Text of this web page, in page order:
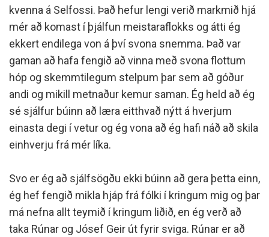
kvenna á Selfossi. Það hefur lengi verið markmið hjá
mér að komast í þjálfun meistaraflokks og átti ég
ekkert endilega von á því svona snemma. Það var
gaman að hafa fengið að vinna með svona flottum
hóp og skemmtilegum stelpum þar sem að góður
andi og mikill metnaður kemur saman. Ég held að ég
sé sjálfur búinn að læra eitthvað nýtt á hverjum
einasta degi í vetur og ég vona að ég hafi náð að skila
einhverju frá mér líka.
Svo er ég að sjálfsögðu ekki búinn að gera þetta einn,
ég hef fengið mikla hjáp frá fólki í kringum mig og þar
má nefna allt teymið í kringum liðið, en ég verð að
taka Rúnar og Jósef Geir út fyrir sviga. Rúnar er að